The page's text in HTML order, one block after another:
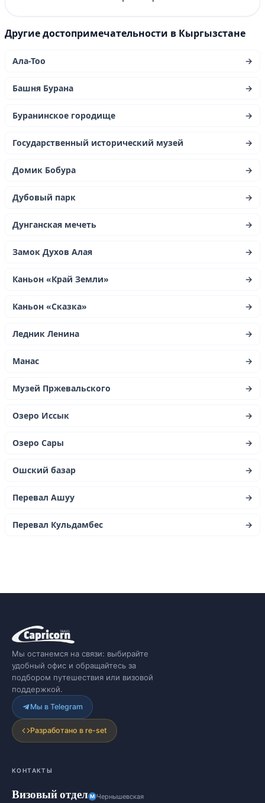
Другие достопримечательности в Кыргызстане
Ала-Тоо →
Башня Бурана →
Буранинское городище →
Государственный исторический музей →
Домик Бобура →
Дубовый парк →
Дунганская мечеть →
Замок Духов Алая →
Каньон «Край Земли» →
Каньон «Сказка» →
Ледник Ленина →
Манас →
Музей Пржевальского →
Озеро Иссык →
Озеро Сары →
Ошский базар →
Перевал Ашуу →
Перевал Кульдамбес →
Мы останемся на связи: выбирайте
удобный офис и обращайтесь за
подбором путешествия или визовой
поддержкой.
Мы в Telegram
Разработано в re-set
КОНТАКТЫ
Визовый отдел Чернышевская